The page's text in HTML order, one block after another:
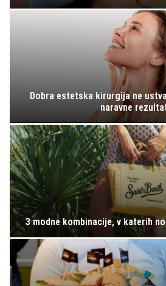
Dobra estetska kirurgija ne
naravne
3 modne kombinacije, v katerih